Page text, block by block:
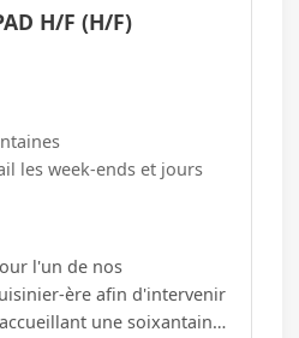
H/F (H/F)
les week-ends et jours
l'un de nos
ère afin d'intervenir
une soixantaine